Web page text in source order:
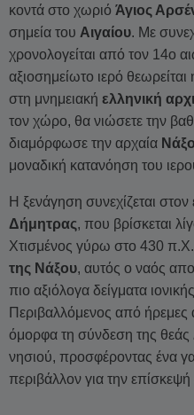
κοντά στο χωριό Άγιος
σημεία του Αιγαίου. Με
χρονολογείται από τον 14ο
αξιοσημείωτο ιερό
στη μνημειακή ελληνική
τον χώρο, θα νιώσετε την
διαμόρφωσε την αρχαία Νάξο
μοναδική κατανόηση του
Η ξενάγηση συνεχίζεται στον
Δήμητρας, που βρίσκεται
Χτισμένος γύρω στο 430
της Νάξου, αυτός ο ναός
πιο αξιόλογα δείγματα
Περιβαλλόμενος από ήρεμες
όμορφα τη σύνδεση της θεάς
νησιού, προσφέροντας ένα
περιβάλλον για την